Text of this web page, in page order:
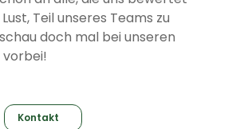
Teil unseres Teams zu
doch mal bei unseren
Kontakt